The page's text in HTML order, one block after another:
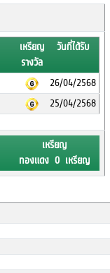
เหรียญ
รางวัล
วันที่ได้รับ
26/04/2568
25/04/2568
เหรียญ
ทองแดง 0 เหรียญ